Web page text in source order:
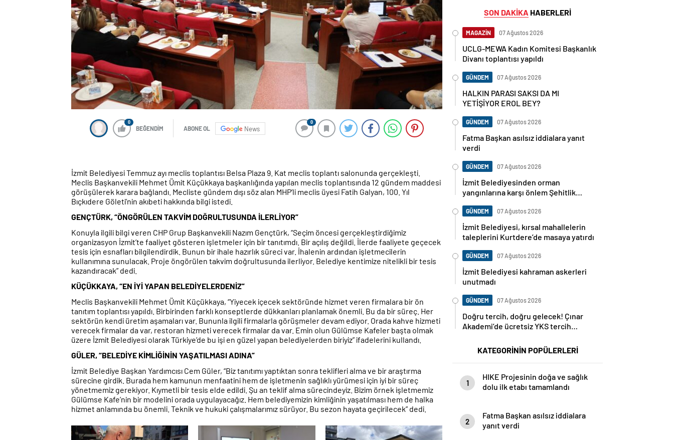
0
BEĞENDİM ABONE OL News
0
İzmit Belediyesi Temmuz ayı meclis toplantısı Belsa Plaza 9. Kat meclis toplantı salonunda gerçekleşti.
Meclis Başkanvekili Mehmet Ümit Küçükkaya başkanlığında yapılan meclis toplantısında 12 gündem maddesi
görüşülerek karara bağlandı. Mecliste gündem dışı söz alan MHP’li meclis üyesi Fatih Galyan, 100. Yıl
Bıçkıdere Göleti’nin akıbeti hakkında bilgi istedi.
GENÇTÜRK, “ÖNGÖRÜLEN TAKVİM DOĞRULTUSUNDA İLERLİYOR”
Konuyla ilgili bilgi veren CHP Grup Başkanvekili Nazım Gençtürk, “Seçim öncesi gerçekleştirdiğimiz
organizasyon İzmit’te faaliyet gösteren işletmeler için bir tanıtımdı. Bir açılış değildi. İlerde faaliyete geçecek
tesis için esnafları bilgilendirdik. Bunun bir ihale hazırlık süreci var. İhalenin ardından işletmecilerin
kullanımına sunulacak. Proje öngörülen takvim doğrultusunda ilerliyor. Belediye kentimize nitelikli bir tesis
kazandıracak” dedi.
KÜÇÜKKAYA, “EN İYİ YAPAN BELEDİYELERDENİZ”
Meclis Başkanvekili Mehmet Ümit Küçükkaya, “Yiyecek içecek sektöründe hizmet veren firmalara bir ön
tanıtım toplantısı yapıldı. Birbirinden farklı konseptlerde dükkanları planlamak önemli. Bu da bir süreç. Her
sektörün kendi üretim aşamaları var. Bununla ilgili firmalarla görüşmeler devam ediyor. Orada kahve hizmeti
verecek firmalar da var, restoran hizmeti verecek firmalar da var. Emin olun Gülümse Kafeler başta olmak
üzere İzmit Belediyesi olarak Türkiye’de bu işi en güzel yapan belediyelerden biriyiz” ifadelerini kullandı.
GÜLER, “BELEDİYE KİMLİĞİNİN YAŞATILMASI ADINA”
İzmit Belediye Başkan Yardımcısı Cem Güler, “Biz tanıtımı yaptıktan sonra teklifleri alma ve bir araştırma
sürecine girdik. Burada hem kamunun menfaatini hem de işletmenin sağlıklı yürümesi için iyi bir süreç
yönetmemiz gerekiyor. Kıymetli bir tesis elde edildi. Şu an teklif alma sürecindeyiz. Bizim örnek işletmemiz
Gülümse Kafe’nin bir modelini orada uygulayacağız. Hem belediyemizin kimliğinin yaşatılması hem de halka
hizmet anlamında bu önemli. Teknik ve hukuki çalışmalarımız sürüyor. Bu sezon hayata geçirilecek” dedi.
SON DAKİKA HABERLERİ
MAGAZİN 07 Ağustos 2026
UCLG-MEWA Kadın Komitesi Başkanlık
Divanı toplantısı yapıldı
GÜNDEM 07 Ağustos 2026
HALKIN PARASI SAKSI DA MI
YETİŞİYOR EROL BEY?
GÜNDEM 07 Ağustos 2026
Fatma Başkan asılsız iddialara yanıt
verdi
GÜNDEM 07 Ağustos 2026
İzmit Belediyesinden orman
yangınlarına karşı önlem Şehitlik
GÜNDEM 07 Ağustos 2026
İzmit Belediyesi, kırsal mahallelerin
taleplerini Kurtdere’de masaya yatırdı
GÜNDEM 07 Ağustos 2026
İzmit Belediyesi kahraman askerleri
unutmadı
GÜNDEM 07 Ağustos 2026
Doğru tercih, doğru gelecek! Çınar
Akademi’de ücretsiz YKS tercih
KATEGORİNİN POPÜLERLERİ
1
HIKE Projesinin doğa ve sağlık
dolu ilk etabı tamamlandı
2
Fatma Başkan asılsız iddialara
yanıt verdi